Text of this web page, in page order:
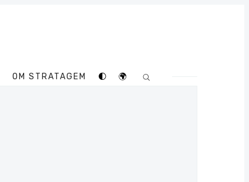
OM STRATAGEM 🌓 🌍